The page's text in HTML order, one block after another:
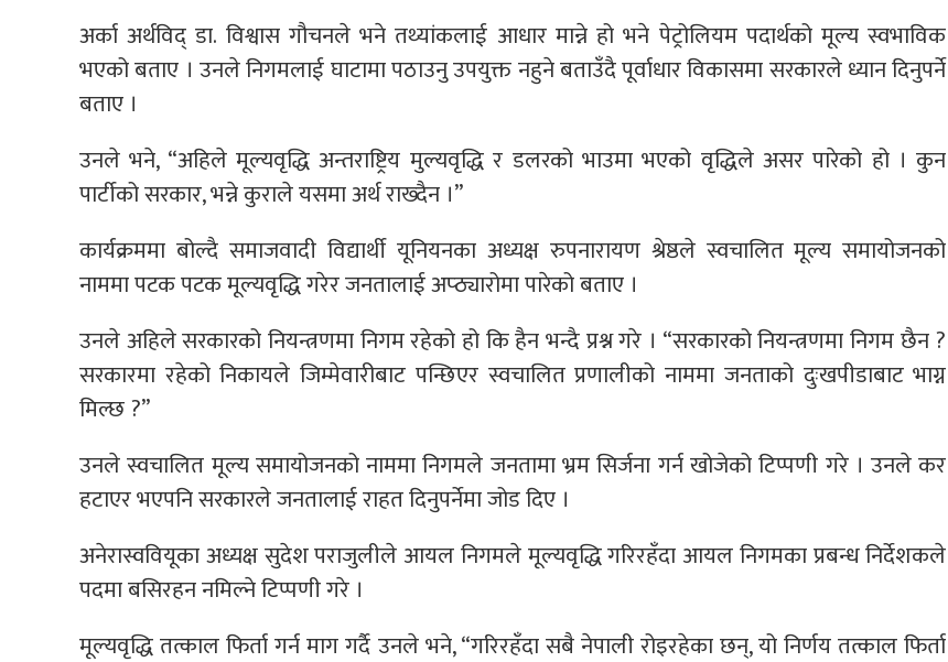
अर्का अर्थविद् डा. विश्वास गौचनले भने तथ्यांकलाई आधार मान्ने हो भने पेट्रोलियम पदार्थको मूल्य स्वभाविक
भएको बताए । उनले निगमलाई घाटामा पठाउनु उपयुक्त नहुने बताउँदै पूर्वाधार विकासमा सरकारले ध्यान दिनुपर्ने
बताए ।
उनले भने, “अहिले मूल्यवृद्धि अन्तराष्ट्रिय मुल्यवृद्धि र डलरको भाउमा भएको वृद्धिले असर पारेको हो । कुन
पार्टीको सरकार, भन्ने कुराले यसमा अर्थ राख्दैन ।”
कार्यक्रममा बोल्दै समाजवादी विद्यार्थी यूनियनका अध्यक्ष रुपनारायण श्रेष्ठले स्वचालित मूल्य समायोजनको
नाममा पटक पटक मूल्यवृद्धि गरेर जनतालाई अप्ठ्यारोमा पारेको बताए ।
उनले अहिले सरकारको नियन्त्रणमा निगम रहेको हो कि हैन भन्दै प्रश्न गरे । “सरकारको नियन्त्रणमा निगम छैन ?
सरकारमा रहेको निकायले जिम्मेवारीबाट पन्छिएर स्वचालित प्रणालीको नाममा जनताको दुःखपीडाबाट भाग्न
मिल्छ ?”
उनले स्वचालित मूल्य समायोजनको नाममा निगमले जनतामा भ्रम सिर्जना गर्न खोजेको टिप्पणी गरे । उनले कर
हटाएर भएपनि सरकारले जनतालाई राहत दिनुपर्नेमा जोड दिए ।
अनेरास्ववियूका अध्यक्ष सुदेश पराजुलीले आयल निगमले मूल्यवृद्धि गरिरहँदा आयल निगमका प्रबन्ध निर्देशकले
पदमा बसिरहन नमिल्ने टिप्पणी गरे ।
मूल्यवृद्धि तत्काल फिर्ता गर्न माग गर्दै उनले भने, “गरिरहँदा सबै नेपाली रोइरहेका छन्, यो निर्णय तत्काल फिर्ता